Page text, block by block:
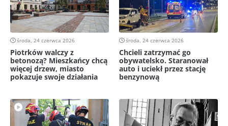
środa, 24 czerwca 2026
Piotrków walczy z
betonozą? Mieszkańcy chcą
więcej drzew, miasto
pokazuje swoje działania
środa, 24 czerwca 2026
Chcieli zatrzymać go
obywatelsko. Staranował
auto i uciekł przez stację
benzynową